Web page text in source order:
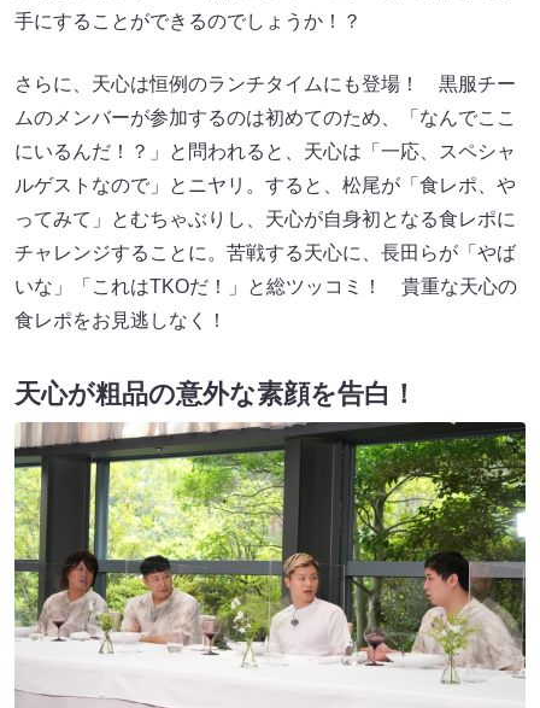
手にすることができるのでしょうか！？
さらに、天心は恒例のランチタイムにも登場！ 黒服チー
ムのメンバーが参加するのは初めてのため、「なんでここ
にいるんだ！？」と問われると、天心は「一応、スペシャ
ルゲストなので」とニヤリ。すると、松尾が「食レポ、や
ってみて」とむちゃぶりし、天心が自身初となる食レポに
チャレンジすることに。苦戦する天心に、長田らが「やば
いな」「これはTKOだ！」と総ツッコミ！ 貴重な天心の
食レポをお見逃しなく！
天心が粗品の意外な素顔を告白！